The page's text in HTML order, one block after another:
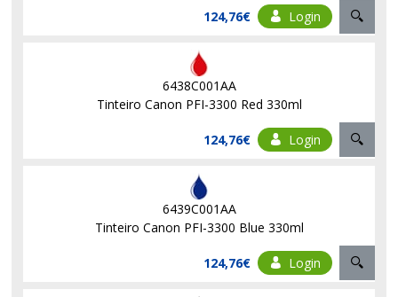
124,76€ Login
6438C001AA
Tinteiro Canon PFI-3300 Red 330ml
124,76€ Login
6439C001AA
Tinteiro Canon PFI-3300 Blue 330ml
124,76€ Login